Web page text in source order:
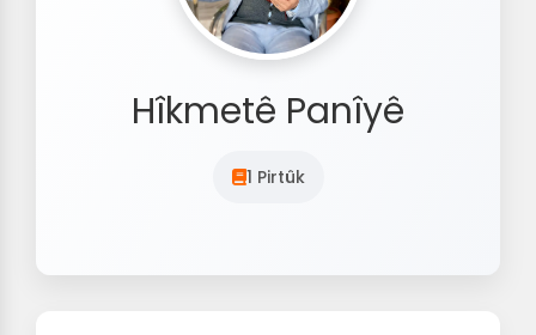
Hîkmetê Panîyê
1 Pirtûk